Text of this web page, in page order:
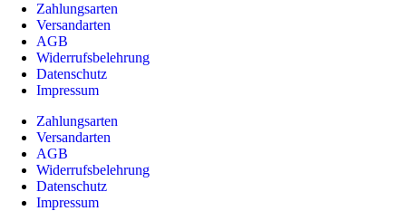
Zahlungsarten
Versandarten
AGB
Widerrufsbelehrung
Datenschutz
Impressum
Zahlungsarten
Versandarten
AGB
Widerrufsbelehrung
Datenschutz
Impressum